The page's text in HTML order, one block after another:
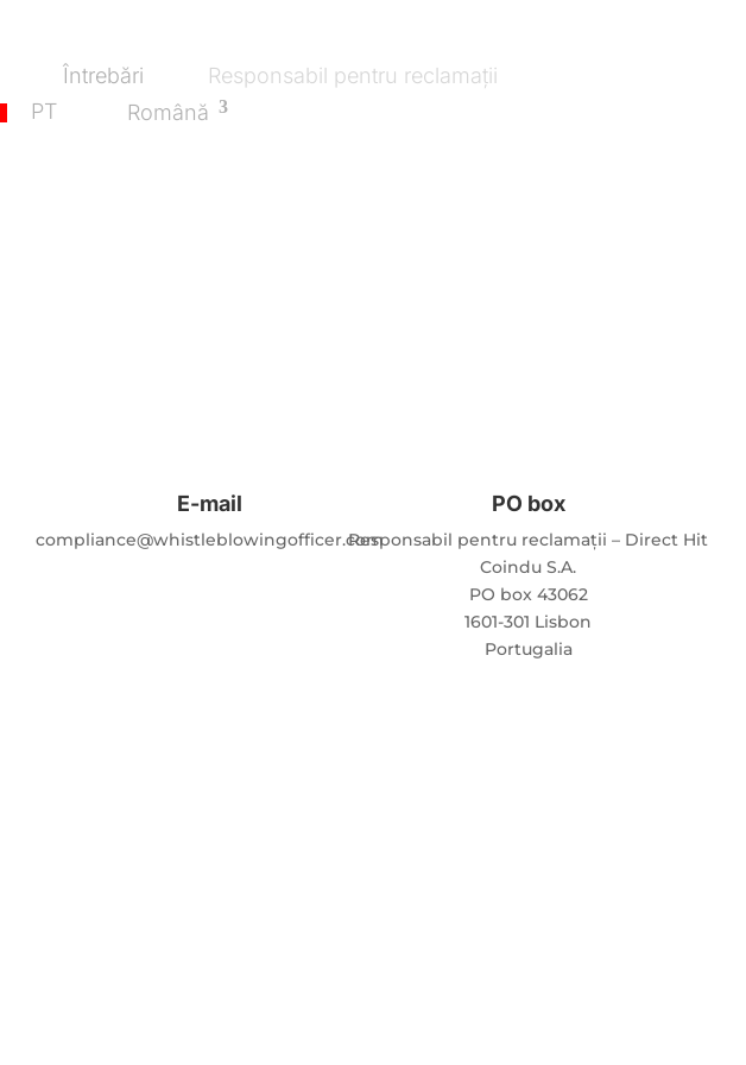
Întrebări
Responsabil pentru reclamații
PT Română
E-mail
compliance@whistleblowingofficer.com
PO box
Responsabil pentru reclamații – Direct Hit
Coindu S.A.
PO box 43062
1601-301 Lisbon
Portugalia